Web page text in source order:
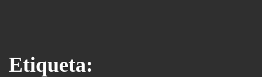
Etiqueta: